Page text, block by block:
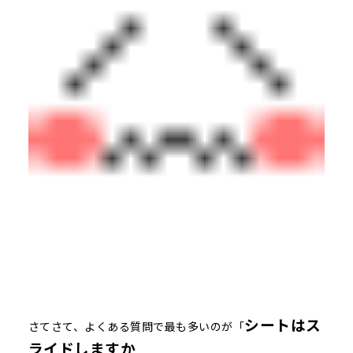
さてさて、よくある質問で最も多いのが「シートはス
ライドしますか